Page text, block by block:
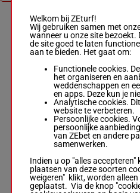
Welkom bij ZEturf!
Wij gebruiken samen met
wanneer u onze site bezoekt.
de site goed te laten
aan te bieden. Het gaat om:
Functionele cookies.
het organiseren en
weddenschappen en
en apps. Deze kun je
Analytische cookies.
website te verbeteren.
Persoonlijke cookies.
persoonlijke
van ZEbet en andere
samenwerken.
Indien u op "alles
plaatsen van deze soorten
weigeren" klikt, worden
geplaatst. Via de knop